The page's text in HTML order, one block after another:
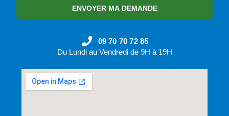
ENVOYER MA DEMANDE
09 70 70 72 85
Du Lundi au Vendredi de 9H à 19H